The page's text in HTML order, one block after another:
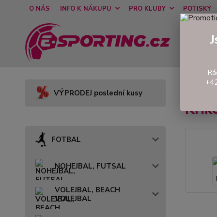
O NÁS INFO K NÁKUPU PRO KLUBY POTISKY
VÝPRODEJ poslední kusy
FOTBAL
NOHEJBAL, FUTSAL
VOLEJBAL, BEACH
VOLEJBAL